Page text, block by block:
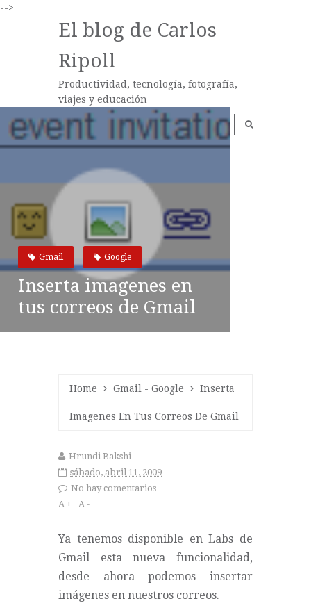
-->
El blog de Carlos
Ripoll
Productividad, tecnología, fotografía,
viajes y educación
Gmail Google
Inserta imagenes en
tus correos de Gmail
Home Gmail - Google Inserta
Imagenes En Tus Correos De Gmail
Hrundi Bakshi
sábado, abril 11, 2009
No hay comentarios
A +
A -
Ya tenemos disponible en Labs de
Gmail esta nueva funcionalidad,
desde ahora podemos insertar
imágenes en nuestros correos.